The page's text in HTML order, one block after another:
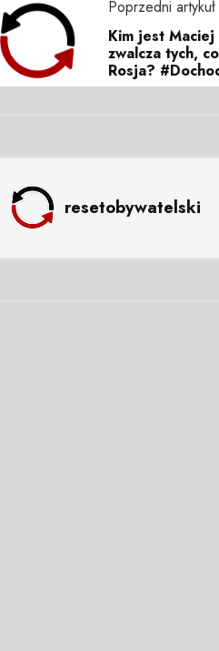
Poprzedni artykuł
Kim jest
zwalcza tych,
Rosja?
resetobywatelski